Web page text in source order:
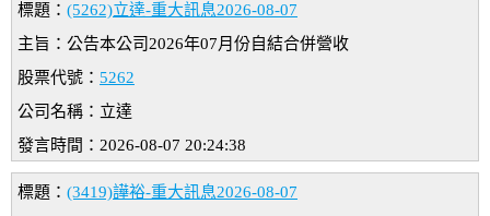
標題： (5262)立達-重大訊息2026-08-07
主旨：公告本公司2026年07月份自結合併營收
股票代號： 5262
公司名稱：立達
發言時間：2026-08-07 20:24:38
標題： (3419)譁裕-重大訊息2026-08-07